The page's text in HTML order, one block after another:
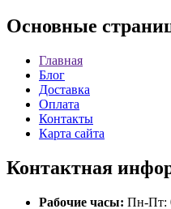
Основные
Главная
Блог
Доставка
Оплата
Контакты
Карта сайта
Контактная
Рабочие часы: Пн-Пт: